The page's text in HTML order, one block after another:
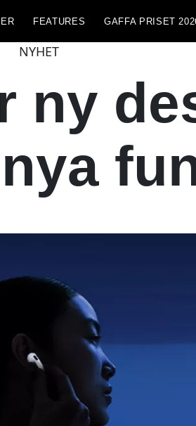
FEATURES GAFFA PRISET
NYHET
ny